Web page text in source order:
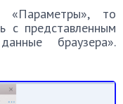
то
с представленным
браузера».